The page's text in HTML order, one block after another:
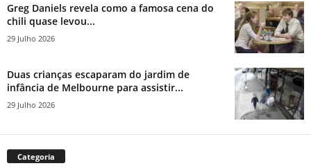
Greg Daniels revela como a famosa cena do
chili quase levou...
29 Julho 2026
Duas crianças escaparam do jardim de
infância de Melbourne para assistir...
29 Julho 2026
Categoria